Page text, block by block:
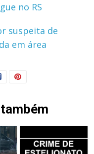
no RS
suspeita de
em área